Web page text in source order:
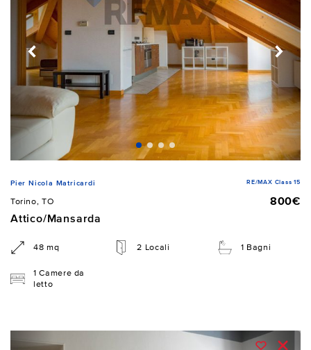
Pier Nicola Matricardi RE/MAX Class 15
Torino, TO
800€
Attico/Mansarda
48 mq 2 Locali 1 Bagni
1 Camere da
letto